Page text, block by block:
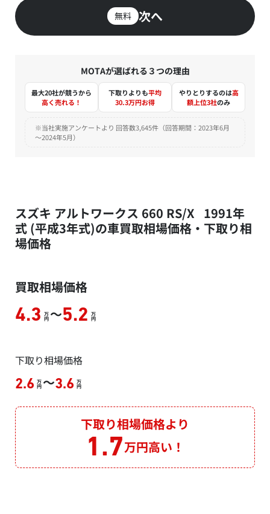
無料 次へ
MOTAが選ばれる３つの理由
最大20社が競うから
高く売れる！
下取りよりも平均
30.3万円お得
やりとりするのは高
額上位3社のみ
※当社実施アンケートより 回答数3,645件（回答期間：2023年6月
～2024年5月）
スズキ アルトワークス 660 RS/X 1991年
式 (平成3年式)の車買取相場価格・下取り相
場価格
買取相場価格
4.3 万
円 ～5.2 万
円
下取り相場価格
2.6 万
円 ～3.6 万
円
下取り相場価格より
1.7万円高い！